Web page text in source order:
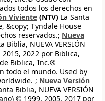
todos los derechos en
Viviente (NTV) La Santa
&copy; Tyndale House
reservados.; Nueva
Biblia, NUEVA VERSIÓN
2022 por Biblica,
Biblica, Inc.®
todo el mundo. Used by
; Nueva Versión
Biblia, NUEVA VERSIÓN
© 1999, 2005, 2017 por